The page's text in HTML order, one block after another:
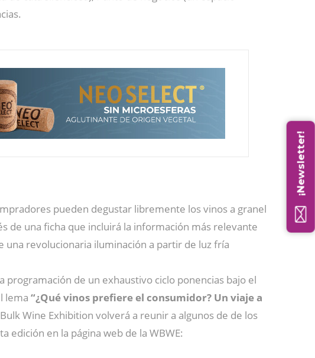
pueden degustar libremente los vinos a granel
de una ficha que incluirá la información más relevante
una revolucionaria iluminación a partir de luz fría
de un exhaustivo ciclo ponencias bajo el
lema “¿Qué vinos prefiere el consumidor? Un viaje a
Wine Exhibition volverá a reunir a algunos de de los
edición en la página web de la WBWE:
¡Newsletter!